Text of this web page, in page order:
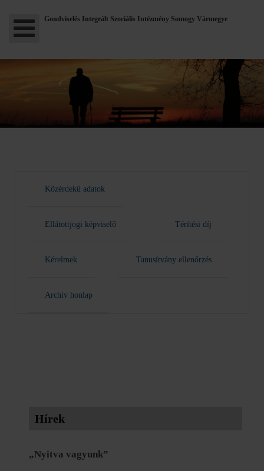
Gondviselés Integrált Szociális Intézmény Somogy Vármegye
Közérdekű adatok
Ellátottjogi képviselő Térítési díj
Kérelmek Tanusítvány ellenőrzés
Archív honlap
Hírek
„Nyitva vagyunk”